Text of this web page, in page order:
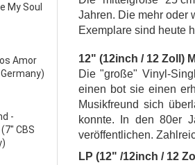
Jahren. Die mehr oder
Exemplare sind heute
12" (12inch / 12 Zoll)
Die "große" Vinyl-
einen bot sie einen
Musikfreund sich
konnte. In den 80er
veröffentlichen.
LP (12" /12inch / 12
My Soul
Amor
-
CBS